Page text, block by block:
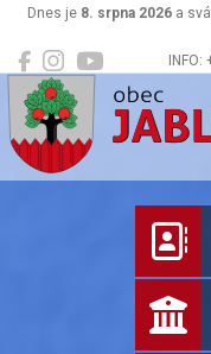
Dnes je 8. srpna 2026 a
Jablůnka